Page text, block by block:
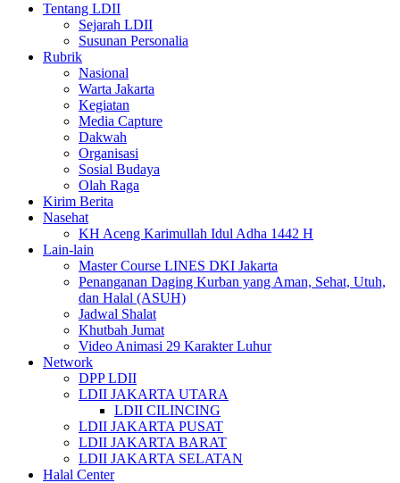
Tentang LDII
Sejarah LDII
Susunan Personalia
Rubrik
Nasional
Warta Jakarta
Kegiatan
Media Capture
Dakwah
Organisasi
Sosial Budaya
Olah Raga
Kirim Berita
Nasehat
KH Aceng Karimullah Idul Adha 1442 H
Lain-lain
Master Course LINES DKI Jakarta
Penanganan Daging Kurban yang Aman, Sehat, Utuh,
dan Halal (ASUH)
Jadwal Shalat
Khutbah Jumat
Video Animasi 29 Karakter Luhur
Network
DPP LDII
LDII JAKARTA UTARA
LDII CILINCING
LDII JAKARTA PUSAT
LDII JAKARTA BARAT
LDII JAKARTA SELATAN
Halal Center